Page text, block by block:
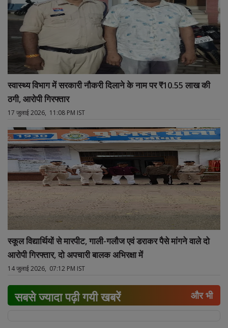
स्वास्थ्य विभाग में सरकारी नौकरी दिलाने के नाम पर ₹10.55 लाख की
ठगी, आरोपी गिरफ्तार
17 जुलाई 2026, 11:08 PM IST
स्कूल विद्यार्थियों से मारपीट, गाली-गलौज एवं डराकर पैसे मांगने वाले दो
आरोपी गिरफ्तार, दो अपचारी बालक अभिरक्षा में
14 जुलाई 2026, 07:12 PM IST
सबसे ज्यादा पढ़ी गयी खबरें और भी